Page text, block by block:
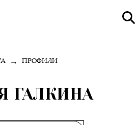
→ ПРОФИЛИ
ГАЛКИНА